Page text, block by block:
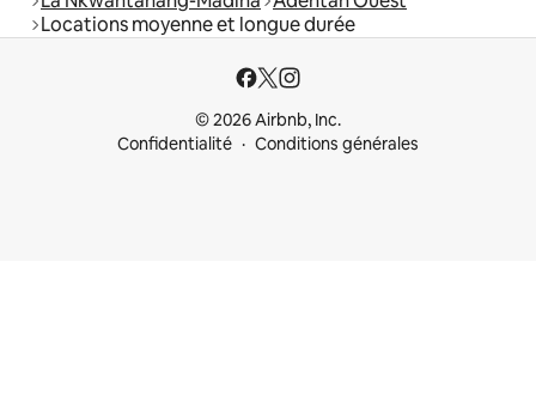
Locations moyenne et longue durée
© 2026 Airbnb, Inc.
Confidentialité
Conditions générales